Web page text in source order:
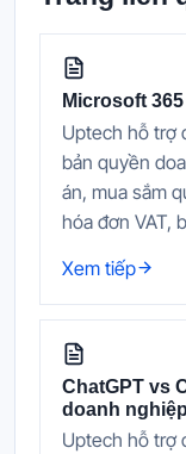
Microsoft
Uptech hỗ trợ
bản quyền
án, mua sắm
hóa đơn VAT,
Xem tiếp
ChatGPT vs
doanh nghiệp
Uptech hỗ trợ